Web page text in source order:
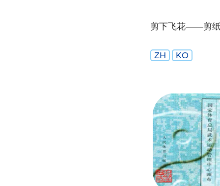
剪下飞花——剪
ZH KO